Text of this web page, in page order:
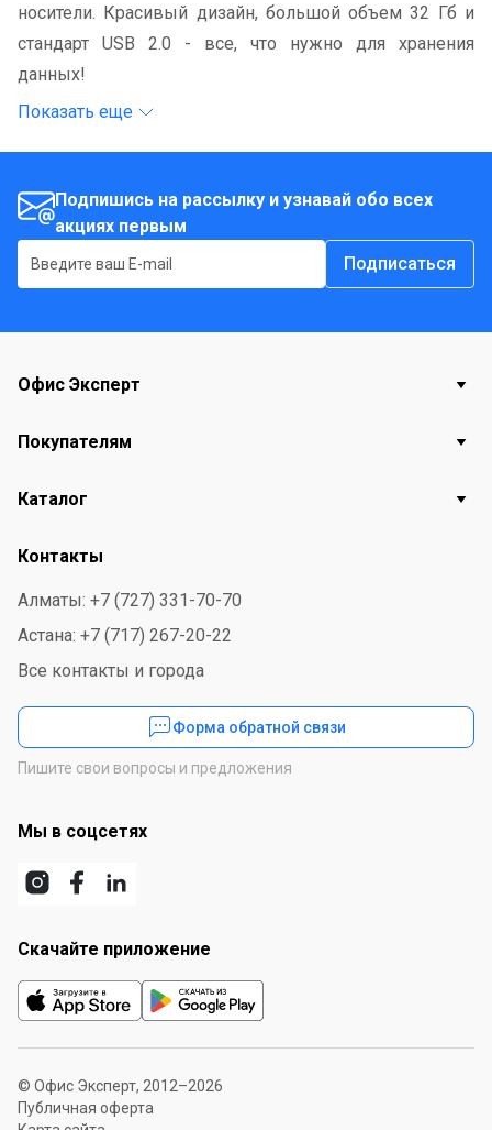
носители. Красивый дизайн, большой объем 32 Гб и
стандарт USB 2.0 - все, что нужно для хранения
данных!
Показать еще
Подпишись на рассылку и узнавай обо всех
акциях первым
Подписаться
Офис Эксперт
Покупателям
Каталог
Контакты
Алматы: +7 (727) 331-70-70
Астана: +7 (717) 267-20-22
Все контакты и города
Форма обратной связи
Пишите свои вопросы и предложения
Мы в соцсетях
Скачайте приложение
© Офис Эксперт, 2012–2026
Публичная оферта